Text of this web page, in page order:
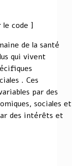
code ]
de la santé
qui vivent
. Ces
par des
sociales et
des intérêts et